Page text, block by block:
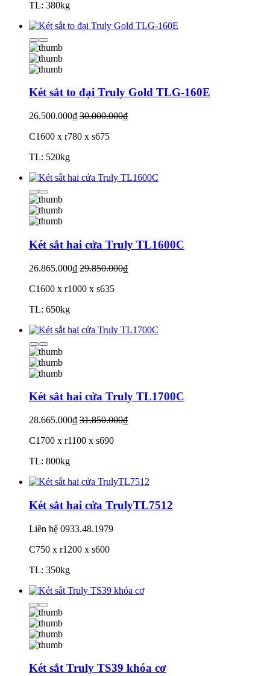
TL: 380kg
Két sắt to đại Truly Gold TLG-160E
26.500.000₫ 30.000.000₫
C1600 x r780 x s675
TL: 520kg
Két sắt hai cửa Truly TL1600C
26.865.000₫ 29.850.000₫
C1600 x r1000 x s635
TL: 650kg
Két sắt hai cửa Truly TL1700C
28.665.000₫ 31.850.000₫
C1700 x r1100 x s690
TL: 800kg
Két sắt hai cửa TrulyTL7512
Liên hệ 0933.48.1979
C750 x r1200 x s600
TL: 350kg
Két sắt Truly TS39 khóa cơ